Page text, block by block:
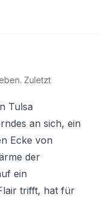
. Zuletzt
Tulsa
an sich, ein
Ecke von
der
ein
trifft, hat für